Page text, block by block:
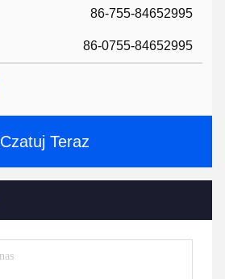
86-755-84652995
86-0755-84652995
Czatuj Teraz